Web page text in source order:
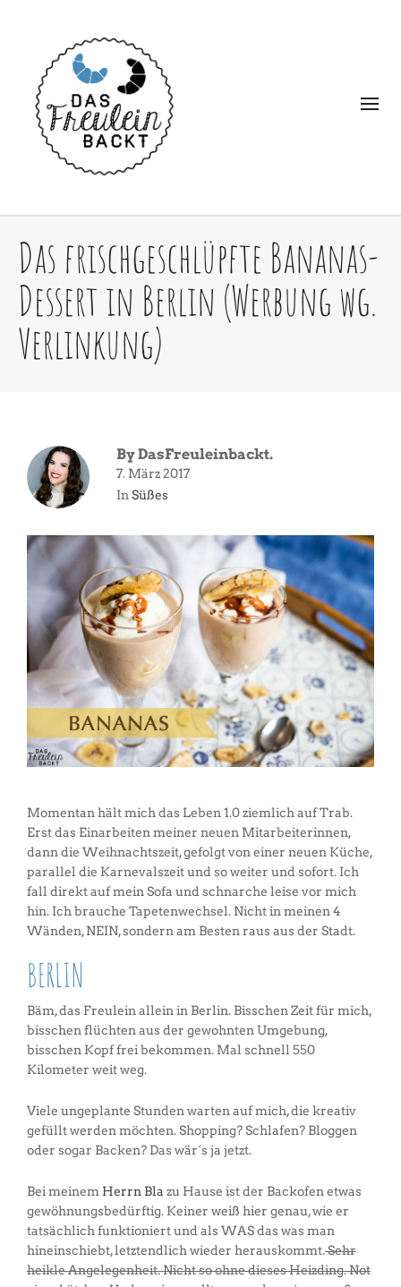
Das frischgeschlüpfte Bananas-
Dessert in Berlin (Werbung wg.
Verlinkung)
ByDasFreuleinbackt.
7. März 2017
In Süßes
Momentan hält mich das Leben 1.0 ziemlich auf Trab.
Erst das Einarbeiten meiner neuen Mitarbeiterinnen,
dann die Weihnachtszeit, gefolgt von einer neuen Küche,
parallel die Karnevalszeit und so weiter und sofort. Ich
fall direkt auf mein Sofa und schnarche leise vor mich
hin. Ich brauche Tapetenwechsel. Nicht in meinen 4
Wänden, NEIN, sondern am Besten raus aus der Stadt.
BERLIN
Bäm, das Freulein allein in Berlin. Bisschen Zeit für mich,
bisschen flüchten aus der gewohnten Umgebung,
bisschen Kopf frei bekommen. Mal schnell 550
Kilometer weit weg.
Viele ungeplante Stunden warten auf mich, die kreativ
gefüllt werden möchten. Shopping? Schlafen? Bloggen
oder sogar Backen? Das wär´s ja jetzt.
Bei meinem Herrn Bla zu Hause ist der Backofen etwas
gewöhnungsbedürftig. Keiner weiß hier genau, wie er
tatsächlich funktioniert und als WAS das was man
hineinschiebt, letztendlich wieder herauskommt.Sehr
heikle Angelegenheit. Nicht so ohne dieses Heizding. Not